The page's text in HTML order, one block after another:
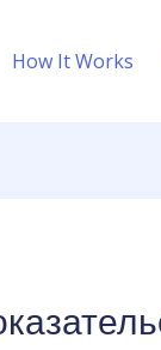
How It Works